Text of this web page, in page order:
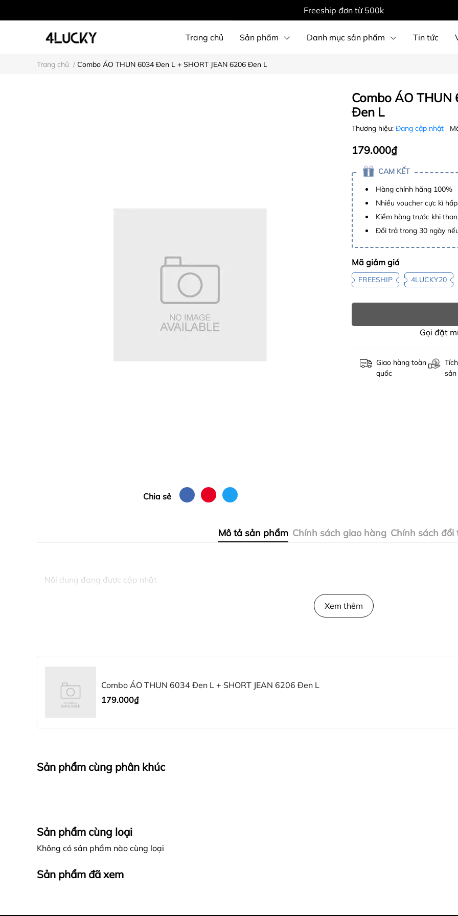
Freeship đơn từ 500k
Trang chủ Sản phẩm Danh mục sản phẩm Tin tức
Trang chủ / Combo ÁO THUN 6034 Đen L + SHORT JEAN 6206 Đen L
Chia sẻ
Combo ÁO THUN
Đen L
Thương hiệu: Đang cập nhật
179.000₫
CAM KẾT
Hàng chính hãng 100%
Nhiều voucher cực kì
Kiểm hàng trước khi
Đổi trả trong 30 ngày
Mã giảm giá
FREESHIP 4LUCKY20
Gọi đặt
Giao hàng toàn
quốc
Mô tả sản phẩm Chính sách giao hàng Chính sách đổi
Nội dung đang được cập nhật
Xem thêm
Combo ÁO THUN 6034 Đen L + SHORT JEAN 6206 Đen L
179.000₫
Sản phẩm cùng phân khúc
Sản phẩm cùng loại
Không có sản phẩm nào cùng loại
Sản phẩm đã xem